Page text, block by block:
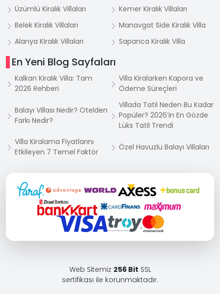
Üzümlü Kiralık Villaları
Kemer Kiralık Villaları
Belek Kiralık Villaları
Manavgat Side Kiralık Villa
Alanya Kiralık Villaları
Sapanca Kiralık Villa
En Yeni Blog Sayfaları
Kalkan Kiralık Villa: Tam
2026 Rehberi
Villa Kiralarken Kapora ve
Ödeme Süreçleri
Balayı Villası Nedir? Otelden
Farkı Nedir?
Villada Tatil Neden Bu Kadar
Popüler? 2026’in En Gözde
Lüks Tatil Trendi
Villa Kiralama Fiyatlarını
Etkileyen 7 Temel Faktör
Özel Havuzlu Balayı Villaları
Web Sitemiz 256 Bit SSL
sertifikası ile korunmaktadır.